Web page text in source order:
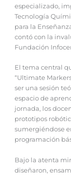
especializado,
Tecnología
para la
contó con la
Fundación
El tema central
“Ultimate
ser una sesión
espacio de
jornada, los
prototipos
sumergiéndose
programación
Bajo la atenta
diseñaron,